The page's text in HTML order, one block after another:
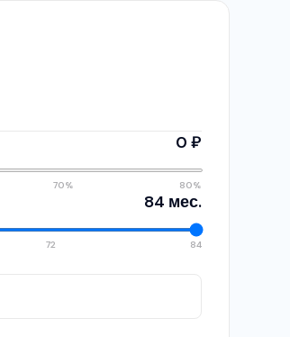
0 ₽
70% 80%
84 мес.
72 84